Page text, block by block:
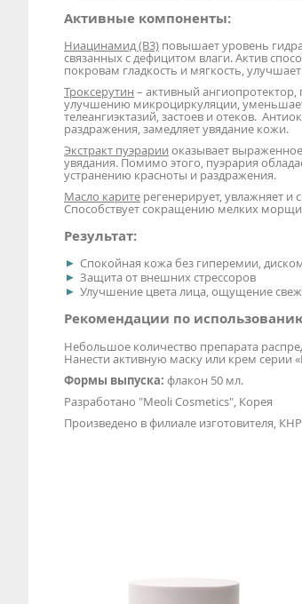
Активные компоненты:
Ниацинамид (В3) повышает уровень
связанных с дефицитом влаги. Актив
покровам гладкость и мягкость,
Троксерутин – активный
улучшению микроциркуляции,
телеангиэктазий, застоев и отеков.
раздражения, замедляет увядание кожи.
Экстракт пуэрарии оказывает выраженное
увядания. Помимо этого, пуэрария
устранению красноты и раздражения.
Масло карите регенерирует, увлажняет
Способствует сокращению мелких
Результат:
Спокойная кожа без гиперемии,
Защита от внешних стрессоров
Улучшение цвета лица, ощущение
Рекомендации по
Небольшое количество препарата
Нанести активную маску или крем серии
Формы выпуска: флакон 50 мл.
Разработано "Meoli Cosmetics", Корея
Произведено в филиале изготовителя, КНР